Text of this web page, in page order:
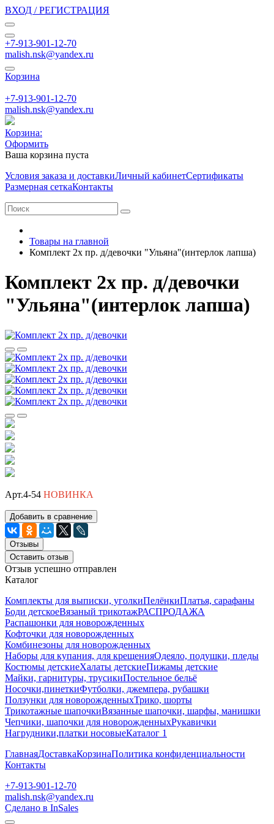
ВХОД / РЕГИСТРАЦИЯ
+7-913-901-12-70
malish.nsk@yandex.ru
Корзина
+7-913-901-12-70
malish.nsk@yandex.ru
Корзина:
Оформить
Ваша корзина пуста
Условия заказа и доставкиЛичный кабинетСертификаты
Размерная сеткаКонтакты
Товары на главной
Комплект 2х пр. д/девочки "Ульяна"(интерлок лапша)
Комплект 2х пр. д/девочки
"Ульяна"(интерлок лапша)
Арт.4-54 НОВИНКА
Добавить в сравнение
Отзывы
Оставить отзыв
Отзыв успешно отправлен
Каталог
Комплекты для выписки, уголкиПелёнкиПлатья, сарафаны
Боди детскоеВязаный трикотажРАСПРОДАЖА
Распашонки для новорожденных
Кофточки для новорожденных
Комбинезоны для новорожденных
Наборы для купания, для крещенияОдеяло, подушки, пледы
Костюмы детскиеХалаты детскиеПижамы детские
Майки, гарнитуры, трусикиПостельное бельё
Носочки,пинеткиФутболки, джемпера, рубашки
Ползунки для новорожденныхТрико, шорты
Трикотажные шапочкиВязанные шапочки, шарфы, манишки
Чепчики, шапочки для новорожденныхРукавички
Нагрудники,платки носовыеКаталог 1
ГлавнаяДоставкаКорзинаПолитика конфиденциальности
Контакты
+7-913-901-12-70
malish.nsk@yandex.ru
Сделано в InSales